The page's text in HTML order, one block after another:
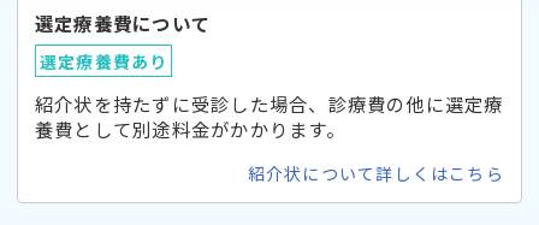
選定療養費について
選定療養費あり
紹介状を持たずに受診した場合、診療費の他に選定療
養費として別途料金がかかります。
紹介状について詳しくはこちら